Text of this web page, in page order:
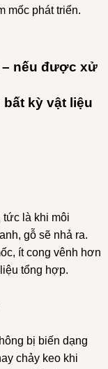
mốc phát triển.
– nếu được xử
kỳ vật liệu
tức là khi môi
gỗ sẽ nhả ra.
ít cong vênh hơn
tổng hợp.
bị biến dạng
chảy keo khi